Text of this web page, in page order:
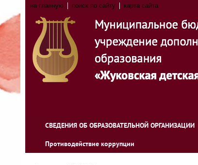
на главную поиск по сайту карта сайта
СВЕДЕНИЯ ОБ ОБРАЗОВАТЕЛЬНОЙ ОРГАНИЗАЦИИ
Противодействие коррупции